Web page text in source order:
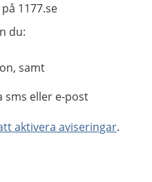
1177.se
du:
samt
sms eller e-post
aktivera aviseringar.